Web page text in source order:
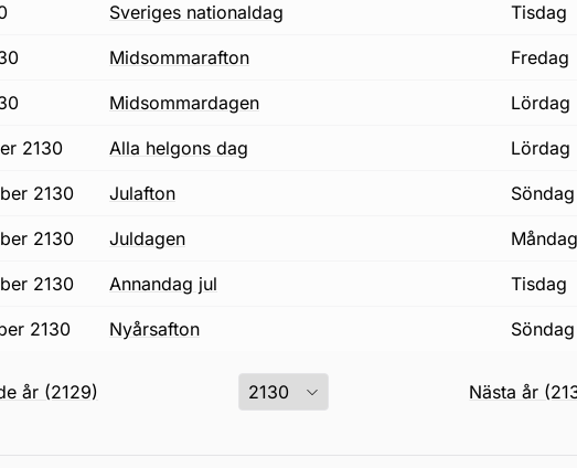
Sveriges nationaldag tisdag
midsommarafton fredag
midsommardagen lördag
2130 alla helgons dag lördag
2130 julafton söndag
2130 juldagen måndag
2130 annandag jul tisdag
2130 nyårsafton söndag
år (2129) Nästa år